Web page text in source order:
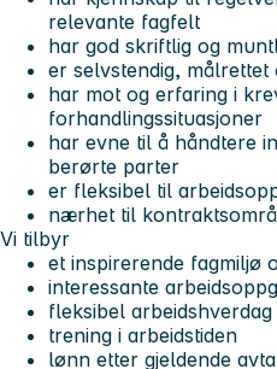
relevante fagfelt
­har god skriftlig og
er selvstendig,
har mot og erfaring i
forhandlingssituasjoner
­har evne til å håndtere
berørte parter
­er fleksibel til
nærhet til
Vi tilbyr
et inspirerende fagmiljø
interessante
fleksibel
trening i arbeidstiden
lønn etter gjeldende